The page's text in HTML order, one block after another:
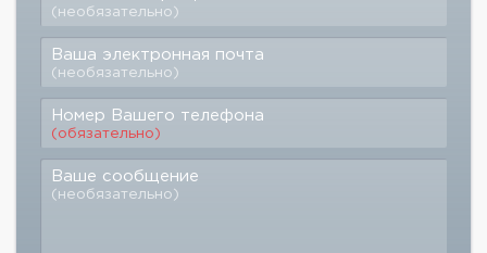
(необязательно)
Ваша электронная почта
(необязательно)
Номер Вашего телефона
(обязательно)
Ваше сообщение
(необязательно)